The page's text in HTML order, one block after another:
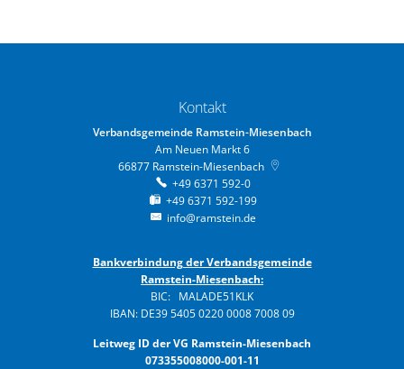
Kontakt
Verbandsgemeinde Ramstein-Miesenbach
Am Neuen Markt 6
66877 Ramstein-Miesenbach
+49 6371 592-0
+49 6371 592-199
info@ramstein.de
Bankverbindung der Verbandsgemeinde
Ramstein-Miesenbach:
BIC: MALADE51KLK
IBAN: DE39 5405 0220 0008 7008 09
Leitweg ID der VG Ramstein-Miesenbach
073355008000-001-11